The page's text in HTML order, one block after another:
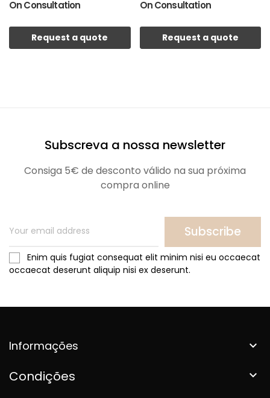
On Consultation
Request a quote
On Consultation
Request a quote
Subscreva a nossa newsletter
Consiga 5€ de desconto válido na sua próxima
compra online
Subscribe
Enim quis fugiat consequat elit minim nisi eu occaecat
occaecat deserunt aliquip nisi ex deserunt.
Informações 
Condições 